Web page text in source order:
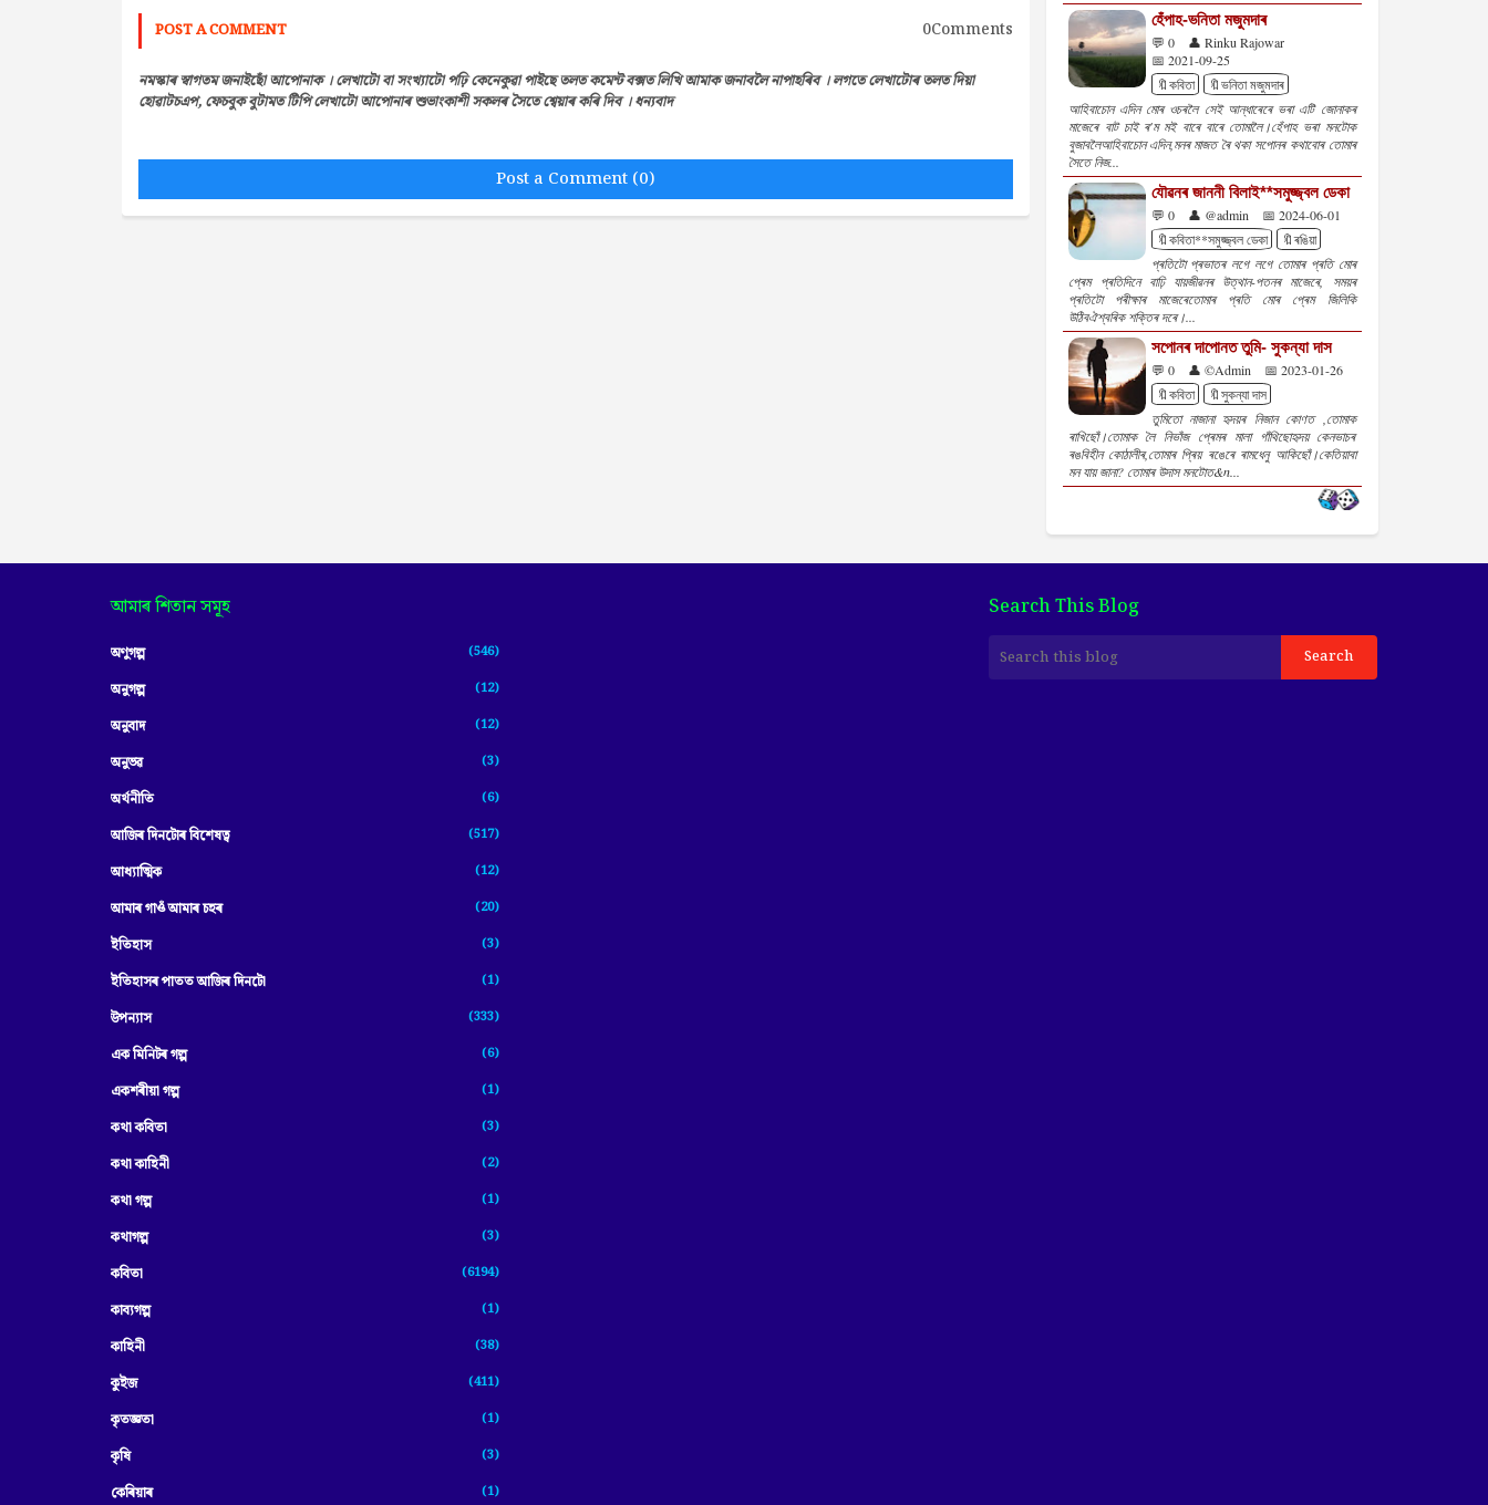
POST A COMMENT 0Comments
নমস্কাৰ স্বাগতম জনাইছোঁ আপোনাক । লেখাটো বা সংখ্যাটো পঢ়ি কেনেকুৱা পাইছে তলত কমেন্ট বক্সত লিখি আমাক জনাবলৈ নাপাহৰিব । লগতে লেখাটোৰ তলত দিয়া
হোৱাটচএপ, ফেচবুক বুটামত টিপি লেখাটো আপোনাৰ শুভাংকাশী সকলৰ সৈতে শ্বেয়াৰ কৰি দিব । ধন্যবাদ
Post a Comment (0)
হেঁপাহ-ভনিতা মজুমদাৰ
💬 0
👤 Rinku Rajowar
📅 2021-09-25
🔖কবিতা
🔖ভনিতা মজুমদাৰ
আহিবাচোন এদিন মোৰ ওচৰলৈ সেই আন্ধাৰেৰে ভৰা এটি জোনাকৰ
মাজেৰে বাট চাই ৰ'ম মই বাৰে বাৰে তোমালৈ।হেঁপাহ ভৰা মনটোক
বুজাবলৈআহিবাচোন এদিন,মনৰ মাজত ৰৈ থকা সপোনৰ কথাবোৰ তোমাৰ
সৈতে নিজ...
যৌৱনৰ জাননী বিলাই**সমুজ্জ্বল ডেকা
💬 0 👤 @admin
📅 2024-06-01
🔖কবিতা**সমুজ্জ্বল ডেকা
🔖ৰঙিয়া
প্ৰতিটো প্ৰভাতৰ লগে লগে তোমাৰ প্ৰতি মোৰ
প্ৰেম প্ৰতিদিনে বাঢ়ি যায়জীৱনৰ উত্থান-পতনৰ মাজেৰে, সময়ৰ
প্ৰতিটো পৰীক্ষাৰ মাজেৰেতোমাৰ প্ৰতি মোৰ প্ৰেম জিলিকি
উঠিবঐশ্বৰিক শক্তিৰ দৰে।...
সপোনৰ দাপোনত তুমি- সুকন্যা দাস
💬 0 👤 ©Admin
📅 2023-01-26
🔖কবিতা
🔖সুকন্যা দাস
তুমিতো নাজানা হৃদয়ৰ নিজান কোণত ,তোমাক
ৰাখিছোঁ।তোমাক লৈ নিভাঁজ প্ৰেমৰ মালা গাঁথিছোহৃদয় কেনভাচৰ
ৰঙবিহীন কোঠালীৰ,তোমাৰ প্ৰিয় ৰঙেৰে ৰামধেনু আকিছোঁ।কেতিয়াবা
মন যায় জানা? তোমাৰ উদাস মনটোত&n...
আমাৰ শিতান সমূহ
অণুগল্প (546)
অনুগল্প (12)
অনুবাদ (12)
অনুভৱ (3)
অৰ্থনীতি (6)
আজিৰ দিনটোৰ বিশেষত্ব (517)
আধ্যাত্মিক (12)
আমাৰ গাওঁ আমাৰ চহৰ (20)
ইতিহাস (3)
ইতিহাসৰ পাতত আজিৰ দিনটো (1)
উপন্যাস (333)
এক মিনিটৰ গল্প (6)
একশৰীয়া গল্প (1)
কথা কবিতা (3)
কথা কাহিনী (2)
কথা গল্প (1)
কথাগল্প (3)
কবিতা (6194)
কাব্যগল্প (1)
কাহিনী (38)
কুইজ (411)
কৃতজ্ঞতা (1)
কৃষি (3)
কেৰিয়াৰ (1)
Search This Blog